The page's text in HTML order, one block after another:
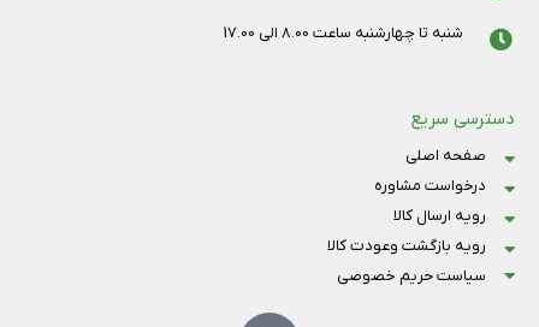
شنبه تا چهارشنبه ساعت 8.00 الی 17.00
دسترسی سریع
صفحه اصلی
درخواست مشاوره
رویه ارسال کالا
رویه بازگشت وعودت کالا
سیاست حریم خصوصی